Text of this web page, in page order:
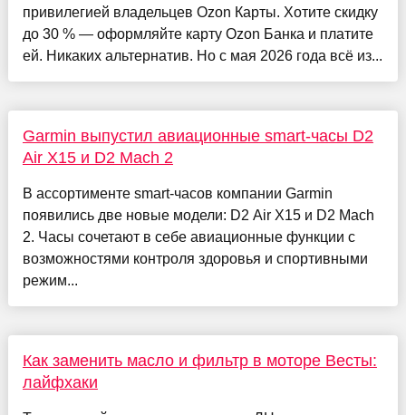
привилегией владельцев Ozon Карты. Хотите скидку
до 30 % — оформляйте карту Ozon Банка и платите
ей. Никаких альтернатив. Но с мая 2026 года всё из...
Garmin выпустил авиационные smart-часы D2
Air X15 и D2 Mach 2
В ассортименте smart-часов компании Garmin
появились две новые модели: D2 Air X15 и D2 Mach
2. Часы сочетают в себе авиационные функции с
возможностями контроля здоровья и спортивными
режим...
Как заменить масло и фильтр в моторе Весты:
лайфхаки